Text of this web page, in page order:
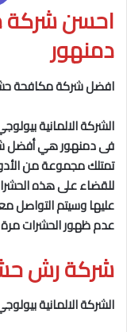
احسن
دمنهور
افضل شركة مكافحة
الشركة الالمانية
فى دمنهورهي أفضل
تمتلك مجموعة من
للقضاء على هذه
عليها وسيتم التواصل
عدم ظهور الحشرات
شركة رش
الشركة الالمانية